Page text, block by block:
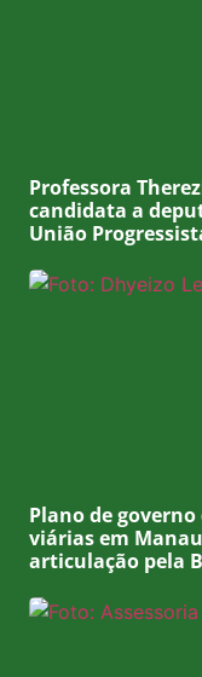
Professora
candidata a
União
Plano de
viárias em
articulação pela